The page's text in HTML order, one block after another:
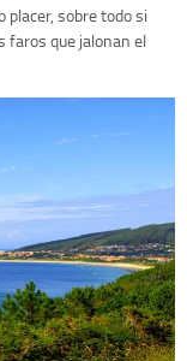
placer, sobre todo si
faros que jalonan el